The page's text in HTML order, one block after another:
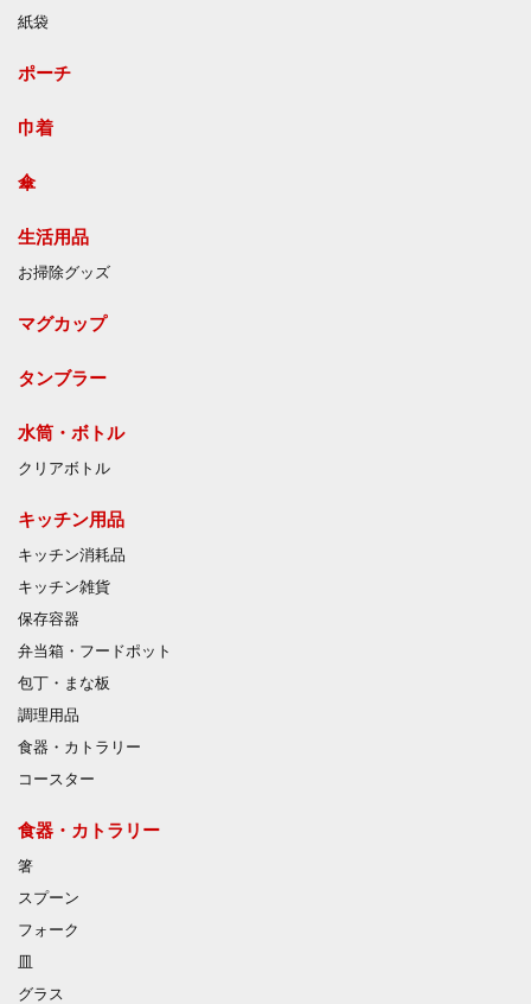
紙袋
ポーチ
巾着
傘
生活用品
お掃除グッズ
マグカップ
タンブラー
水筒・ボトル
クリアボトル
キッチン用品
キッチン消耗品
キッチン雑貨
保存容器
弁当箱・フードポット
包丁・まな板
調理用品
食器・カトラリー
コースター
食器・カトラリー
箸
スプーン
フォーク
グラス